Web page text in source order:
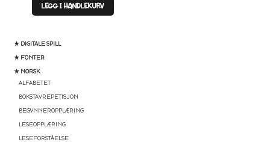
★ DIGITALE SPILL
★ FONTER
★ NORSK
ALFABETET
BOKSTAVREPETISJON
BEGYNNEROPPLÆRING
LESEOPPLÆRING
LESEFORSTÅELSE
LEGG I HANDLEKURV